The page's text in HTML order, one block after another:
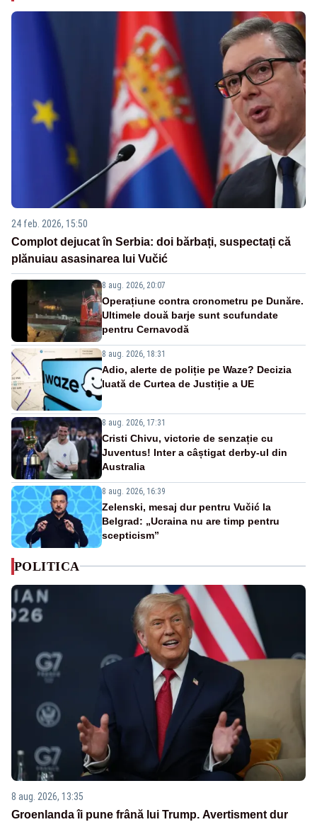
24 feb. 2026, 15:50
Complot dejucat în Serbia: doi bărbați, suspectați că
plănuiau asasinarea lui Vučić
8 aug. 2026, 20:07
Operațiune contra cronometru pe Dunăre.
Ultimele două barje sunt scufundate
pentru Cernavodă
8 aug. 2026, 18:31
Adio, alerte de poliție pe Waze? Decizia
luată de Curtea de Justiție a UE
8 aug. 2026, 17:31
Cristi Chivu, victorie de senzație cu
Juventus! Inter a câștigat derby-ul din
Australia
8 aug. 2026, 16:39
Zelenski, mesaj dur pentru Vučić la
Belgrad: „Ucraina nu are timp pentru
scepticism”
POLITICA
8 aug. 2026, 13:35
Groenlanda îi pune frână lui Trump. Avertisment dur